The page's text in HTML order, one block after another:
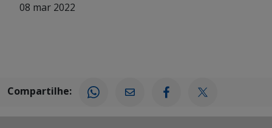
08 mar 2022
Compartilhe: